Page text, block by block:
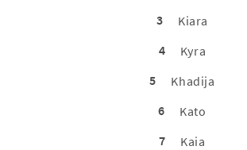
3
Kiara
4
Kyra
5
Khadija
6
Kato
7
Kaia